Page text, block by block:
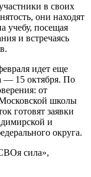
в своих
они находят
учебу, посещая
и встречаясь
идет еще
— 15 октября. По
от
школы
готовят заявки
и
округа.
сила»,